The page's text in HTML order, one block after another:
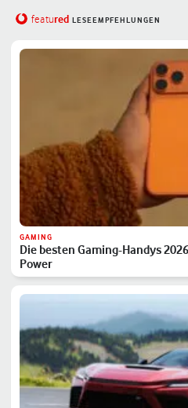
featured LESEEMPFEHLUNGEN
GAMING
Die besten Gaming-Handys
Power